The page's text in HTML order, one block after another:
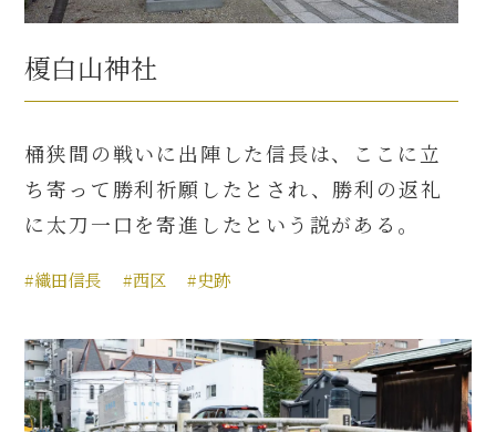
榎白山神社
桶狭間の戦いに出陣した信長は、ここに立
ち寄って勝利祈願したとされ、勝利の返礼
に太刀一口を寄進したという説がある。
#織田信長 #西区 #史跡